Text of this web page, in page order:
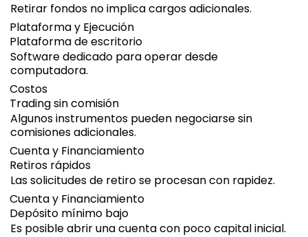
Retirar fondos no implica cargos adicionales.
Plataforma y Ejecución
Plataforma de escritorio
Software dedicado para operar desde
computadora.
Costos
Trading sin comisión
Algunos instrumentos pueden negociarse sin
comisiones adicionales.
Cuenta y Financiamiento
Retiros rápidos
Las solicitudes de retiro se procesan con rapidez.
Cuenta y Financiamiento
Depósito mínimo bajo
Es posible abrir una cuenta con poco capital inicial.